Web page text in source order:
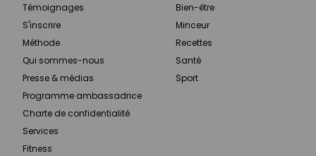
Témoignages
S'inscrire
Méthode
Qui sommes-nous
Presse & médias
Programme ambassadrice
Charte de confidentialité
Services
Fitness
Bien-être
Minceur
Recettes
Santé
Sport